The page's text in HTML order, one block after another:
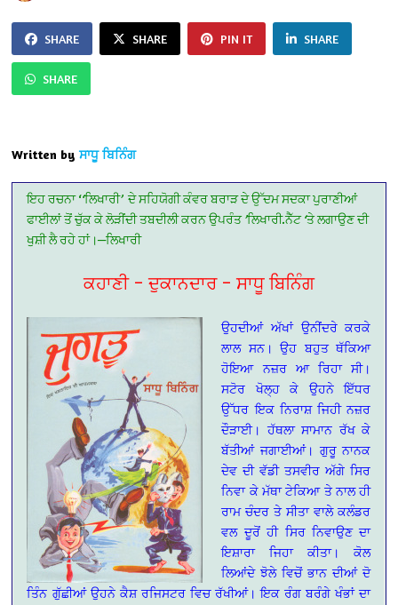
SHARE SHARE PIN IT SHARE
SHARE
Written by ਸਾਧੂ ਬਿਨਿੰਗ
ਇਹ ਰਚਨਾ ‘‘ਲਿਖਾਰੀ’ਦੇਸਹਿਯੋਗੀਕੰਵਰ ਬਰਾੜਦੇਉੱਦਮਸਦਕਾਪੁਰਾਣੀਆਂ
ਫਾਈਲਾਂਤੋਂਚੁੱਕ ਕੇ ਲੋੜੀਂਦੀਤਬਦੀਲੀਕਰਨ ਉਪਰੰਤ’ਲਿਖਾਰੀ.ਨੈੱਟ‘ਤੇਲਗਾਉਣਦੀ
ਖੁਸ਼ੀਲੈਰਹੇ ਹਾਂ।—ਲਿਖਾਰੀ
ਕਹਾਣੀ – ਦੁਕਾਨਦਾਰ – ਸਾਧੂ ਬਿਨਿੰਗ
ਉਹਦੀਆਂ ਅੱਖਾਂ ਉਨੀਂਦਰੇ ਕਰਕੇ
ਲਾਲ ਸਨ। ਉਹ ਬਹੁਤ ਥੱਕਿਆ
ਹੋਇਆ ਨਜ਼ਰ ਆ ਰਿਹਾ ਸੀ।
ਸਟੋਰ ਖੋਲ੍ਹ ਕੇ ਉਹਨੇ ਇੱਧਰ
ਉੱਧਰ ਇਕ ਨਿਰਾਸ਼ ਜਿਹੀ ਨਜ਼ਰ
ਦੌੜਾਈ। ਹੱਥਲਾ ਸਾਮਾਨ ਰੱਖ ਕੇ
ਬੱਤੀਆਂ ਜਗਾਈਆਂ। ਗੁਰੂ ਨਾਨਕ
ਦੇਵ ਦੀ ਵੱਡੀ ਤਸਵੀਰ ਅੱਗੇ ਸਿਰ
ਨਿਵਾ ਕੇ ਮੱਥਾ ਟੇਕਿਆ ਤੇ ਨਾਲ ਹੀ
ਰਾਮ ਚੰਦਰ ਤੇ ਸੀਤਾ ਵਾਲੇ ਕਲੰਡਰ
ਵਲ ਦੂਰੋਂ ਹੀ ਸਿਰ ਨਿਵਾਉਣ ਦਾ
ਇਸ਼ਾਰਾ ਜਿਹਾ ਕੀਤਾ। ਕੋਲ
ਲਿਆਂਦੇ ਝੋਲੇ ਵਿਚੋਂ ਭਾਨ ਦੀਆਂ ਦੋ
ਤਿੰਨ ਗੁੱਛੀਆਂ ਉਹਨੇ ਕੈਸ਼ ਰਜਿਸਟਰ ਵਿਚ ਰੱਖੀਆਂ। ਇਕ ਰੰਗ ਬਰੰਗੇ ਖੰਭਾਂ ਦਾ